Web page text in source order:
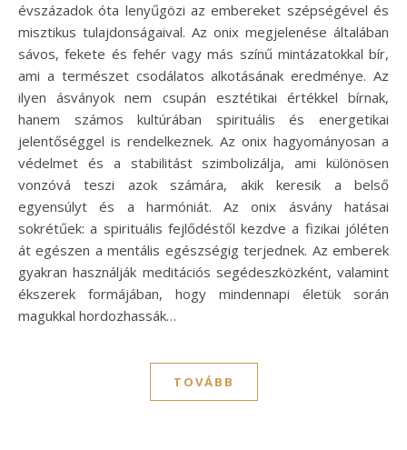
évszázadok óta lenyűgözi az embereket szépségével és
misztikus tulajdonságaival. Az onix megjelenése általában
sávos, fekete és fehér vagy más színű mintázatokkal bír,
ami a természet csodálatos alkotásának eredménye. Az
ilyen ásványok nem csupán esztétikai értékkel bírnak,
hanem számos kultúrában spirituális és energetikai
jelentőséggel is rendelkeznek. Az onix hagyományosan a
védelmet és a stabilitást szimbolizálja, ami különösen
vonzóvá teszi azok számára, akik keresik a belső
egyensúlyt és a harmóniát. Az onix ásvány hatásai
sokrétűek: a spirituális fejlődéstől kezdve a fizikai jóléten
át egészen a mentális egészségig terjednek. Az emberek
gyakran használják meditációs segédeszközként, valamint
ékszerek formájában, hogy mindennapi életük során
magukkal hordozhassák…
TOVÁBB